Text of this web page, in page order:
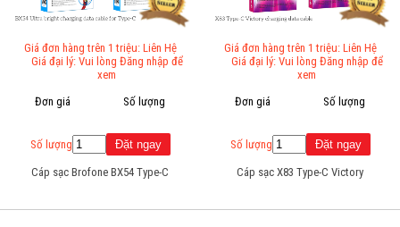
Giá đơn hàng trên 1 triệu: Liên Hệ
Giá đại lý: Vui lòng Đăng nhập để
xem
Đơn giá
Số lượng
Số lượng
Cáp sạc Brofone BX54 Type-C
Giá đơn hàng trên 1 triệu: Liên Hệ
Giá đại lý: Vui lòng Đăng nhập để
xem
Đơn giá
Số lượng
Số lượng
Cáp sạc X83 Type-C Victory